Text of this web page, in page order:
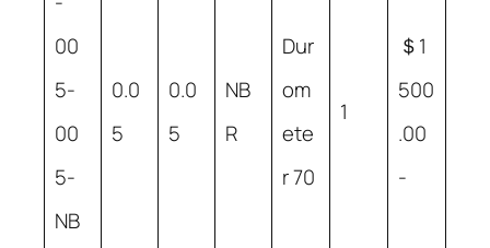
00
5-
00
5-
NB
0.0
5
0.0
5
NB
R
Dur
om
ete
r 70
1
＄1
500
.00
-